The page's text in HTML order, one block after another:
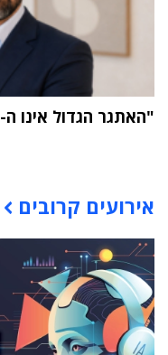
"האתגר הגדול אינו ה-AI אלא הטמעתה בארגון"
אירועים קרובים